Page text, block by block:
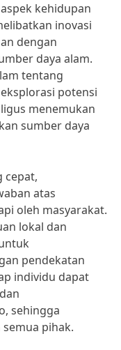
kehidupan
inovasi
dengan
daya alam.
tentang
potensi
menemukan
sumber daya
cepat,
atas
oleh masyarakat.
lokal dan
pendekatan
individu dapat
sehingga
pihak.